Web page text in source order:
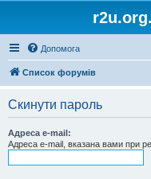
Допомога
Список форумів
Скинути пароль
Адреса e-mail:
Адреса e-mail, вказана вами при